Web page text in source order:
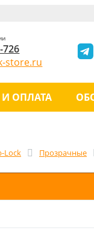
726
store.ru
ОПЛАТА
Lock Прозрачные